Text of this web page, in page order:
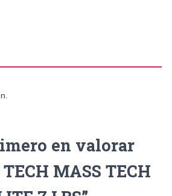
en valorar
MASS TECH